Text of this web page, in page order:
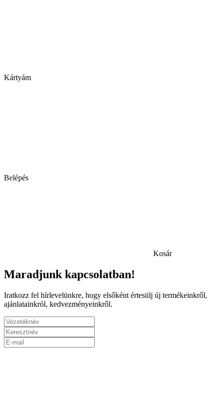
Kártyám
Belépés
Kosár
Maradjunk kapcsolatban!
Iratkozz fel hírlevelünkre, hogy elsőként értesülj új termékeinkről,
ajánlatainkról, kedvezményeinkről.